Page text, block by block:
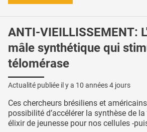
ANTI-VIEILLISSEMENT:
mâle synthétique qui
télomérase
Actualité publiée il y a 10 années 4 jours
Ces chercheurs brésiliens et
possibilité d’accélérer la synthèse de
élixir de jeunesse pour nos cellules -